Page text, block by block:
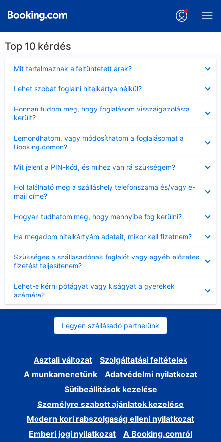
Top 10 kérdés
Mit tartalmaznak a feltüntetett árak?
Lehet szobát foglalni hitelkártya nélkül?
Honnan tudom meg, hogy foglalásom visszaigazolásra
került?
Lemondhatom, vagy módosíthatom a foglalásomat a
Booking.comon?
Mit jelent a PIN-kód, és mihez van rá szükségem?
Hol található meg a szálláshely telefonszáma és/vagy e-
mail címe?
Hogyan tudhatom meg, hogy mennyibe fog kerülni?
Ha megadom hitelkártyám adatait, mikor kell fizetnem?
Szükséges a szállásadónak foglalót vagy egyéb előzetes
fizetést teljesítenem?
Lehet-e kérni pótágyat vagy kiságyat a gyerekek
számára?
Legyen szállásadó partnerünk
Asztali változat
Szolgáltatási feltételek
A munkamenetünk
Adatvédelmi nyilatkozat
Sütibeállítások kezelése
Személyre szabott ajánlatok kezelése
Modern kori rabszolgaság elleni nyilatkozat
Emberi jogi nyilatkozat
A Booking.comról